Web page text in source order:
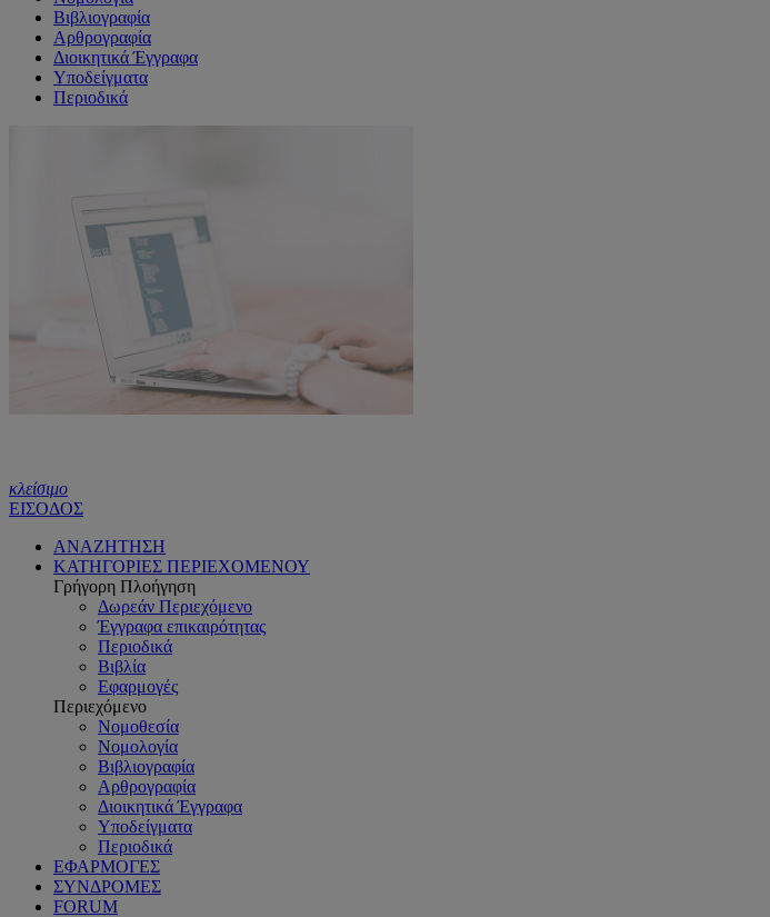
Βιβλιογραφία
Αρθρογραφία
Διοικητικά Έγγραφα
Υποδείγματα
Περιοδικά
κλείσιμο
ΕΙΣΟΔΟΣ
ΑΝΑΖΗΤΗΣΗ
ΚΑΤΗΓΟΡΙΕΣ ΠΕΡΙΕΧΟΜΕΝΟΥ
Γρήγορη Πλοήγηση
Δωρεάν Περιεχόμενο
Έγγραφα επικαιρότητας
Περιοδικά
Βιβλία
Εφαρμογές
Περιεχόμενο
Νομοθεσία
Νομολογία
Βιβλιογραφία
Αρθρογραφία
Διοικητικά Έγγραφα
Υποδείγματα
Περιοδικά
ΕΦΑΡΜΟΓΕΣ
ΣΥΝΔΡΟΜΕΣ
FORUM